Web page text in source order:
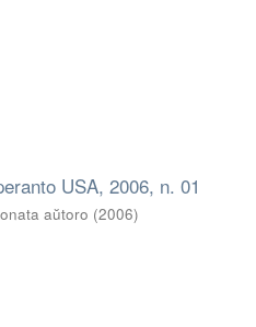
USA, 2006, n. 01
aŭtoro (2006)